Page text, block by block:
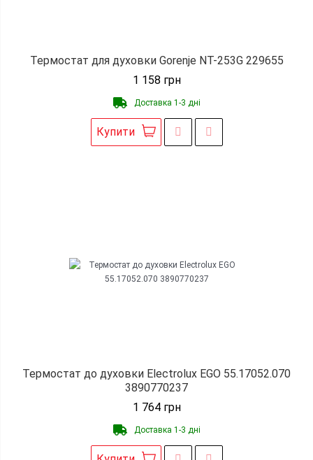
Термостат для духовки Gorenje NT-253G 229655
1 158грн
Доставка 1-3 дні
Купити
Термостат до духовки Electrolux EGO 55.17052.070
3890770237
1 764грн
Доставка 1-3 дні